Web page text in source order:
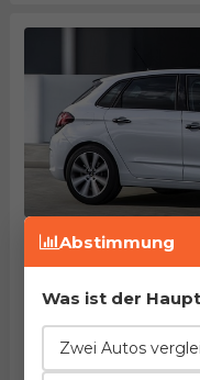
Citroen C4 PureTech
Herstellung von 2015. bis
Beschleunigung
besser
Länge
Abstimmung
Was ist der
Zwei Autos